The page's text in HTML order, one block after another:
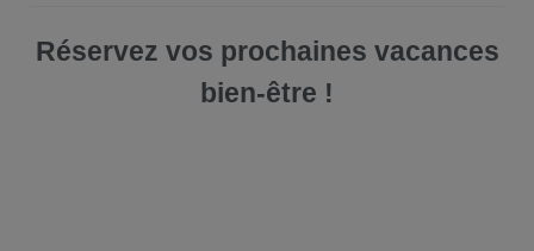
Réservez vos prochaines vacances
bien-être !